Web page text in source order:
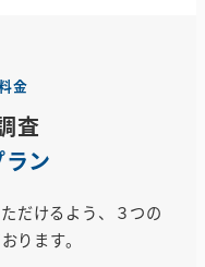
金
査
ン
だけるよう、３つの
ります。